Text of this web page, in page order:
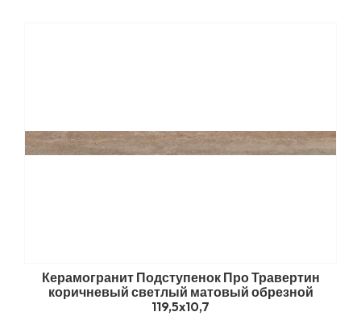
Керамогранит Подступенок Про Травертин
коричневый светлый матовый обрезной
119,5x10,7